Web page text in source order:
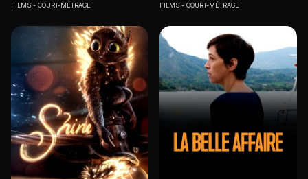
FILMS COURT-MÉTRAGE FILMS COURT-MÉTRAGE